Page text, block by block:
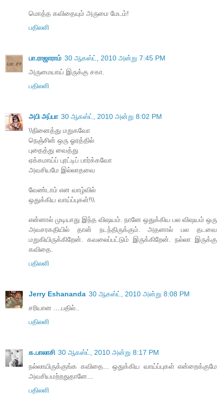
மொத்த கவிதையும் அருமை மேடம்!
பதிலளி
பா.ராஜாராம் 30 ஆகஸ்ட், 2010 அன்று 7:45 PM
அருமையாய் இருக்கு சகா.
பதிலளி
அபி அப்பா 30 ஆகஸ்ட், 2010 அன்று 8:02 PM
\\நினைத்து மறுகவோ
நெஞ்சின் ஒரு ஓரத்தில்
புதைத்து வைத்து
ஏக்கமாய்ப் புரட்டிப் பார்க்கவோ
அவசியமே இல்லாதவை
வேண்டாம் என வாழ்வில்
ஒதுக்கிய வாய்ப்புகள்!\\
என்னால் முடியாது இந்த விஷயம். நானே ஒதுக்கிய பல விஷயம் ஒரு
அவசரகதியில் தான் நடந்திருக்கும். அதனால் பல தடவை
மறுகியிருக்கிறேன். கவலைப்பட்டும் இருக்கிறேன். நல்லா இருக்கு
கவிதை.
பதிலளி
Jerry Eshananda 30 ஆகஸ்ட், 2010 அன்று 8:08 PM
சரியான ....பதில்..
பதிலளி
க.பாலாசி 30 ஆகஸ்ட், 2010 அன்று 8:17 PM
நல்லாயிருக்குங்க கவிதை... ஒதுக்கிய வாய்ப்புகள் என்றைக்குமே
அவசியமற்றதுதானே...
பதிலளி